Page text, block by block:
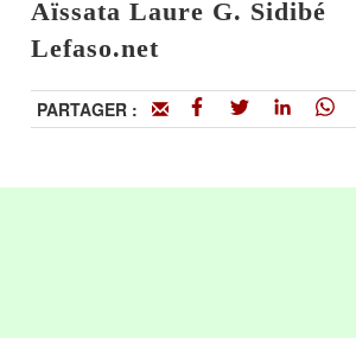
Aïssata Laure G. Sidibé
Lefaso.net
PARTAGER :